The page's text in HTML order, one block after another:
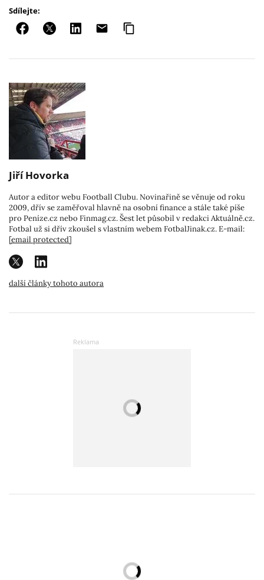
Sdílejte:
Jiří Hovorka
Autor a editor webu Football Clubu. Novinařině se věnuje od roku
2009, dřív se zaměřoval hlavně na osobní finance a stále také píše
pro Peníze.cz nebo Finmag.cz. Šest let působil v redakci Aktuálně.cz.
Fotbal už si dřív zkoušel s vlastním webem FotbalJinak.cz. E-mail:
[email protected]
další články tohoto autora